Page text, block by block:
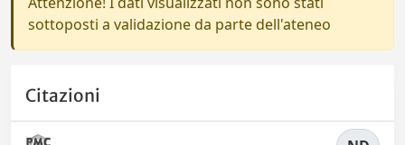
sottoposti a validazione da parte dell'ateneo
Citazioni